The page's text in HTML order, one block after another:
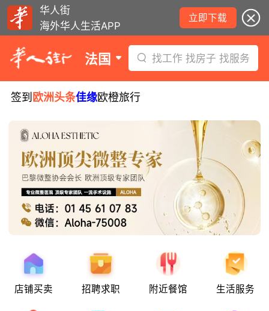
华人街
海外华人生活APP
立即下载
法国 找工作 找房子 找服务
签到 欧洲头条佳缘欧橙旅行
店铺买卖 招聘求职 附近餐馆 生活服务
8月6日要闻：法国医学实习名额大增！